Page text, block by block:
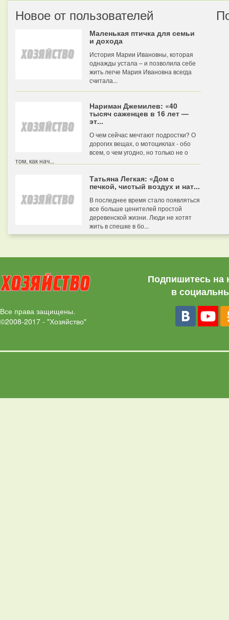
Новое от пользователей
Маленькая птичка для семьи
и дохода
История Марии Ивановны, которая
однажды устала – и позволила себе
жить легче Мария Ивановна всегда
считала...
Нариман Джемилев: «40
тысяч саженцев в 16 лет —
эт...
О чем сейчас мечтают подростки? О
дорогих вещах, о мотоциклах - обо
всем, о чем угодно, но только не о
том, как нач...
Татьяна Легкая: «Дом с
печкой, чистый воздух и нат...
В последнее время стало появляться
все больше ценителей простой
деревенской жизни. Люди не хотят
жить в спешке в бо...
Все права защищены.
©2008-2017 - "Хозяйство"
Подпишитесь на
в